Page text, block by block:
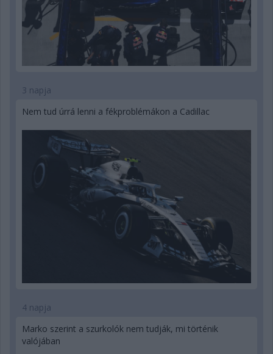
3 napja
Nem tud úrrá lenni a fékproblémákon a Cadillac
4 napja
Marko szerint a szurkolók nem tudják, mi történik
valójában